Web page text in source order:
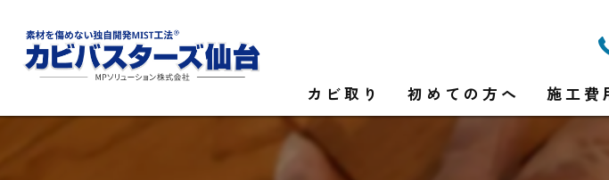
カビ取り
カビ菌検査
初めての方へ 施工費